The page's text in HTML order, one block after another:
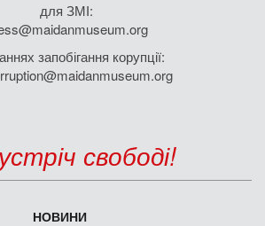
для ЗМІ:
запобігання корупції:
свободі!
НОВИНИ